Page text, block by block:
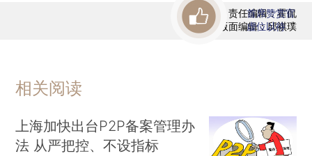
责任编辑：霍侃
版面编辑：邱祺璞
首席赞赏官
虚位以待
相关阅读
上海加快出台P2P备案管理办
法 从严把控、不设指标